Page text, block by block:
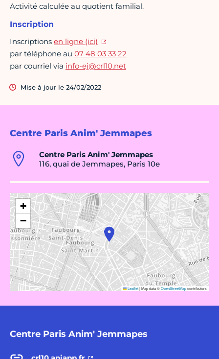
Centre Paris Anim' Jemmapes
Centre Paris Anim' Jemmapes
116, quai de Jemmapes, Paris 10e
+
−
Leaflet|Map data ©OpenStreetMapcontributors
Centre Paris Anim' Jemmapes
Activité calculée au quotient familial.
Inscription
Inscriptions en ligne (ici)
par téléphone au 07 48 03 33 22
par courriel via info-ej@crl10.net
Mise à jour le 24/02/2022